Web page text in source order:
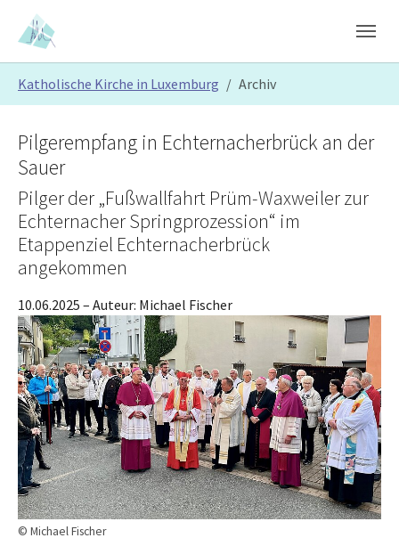
Skip to main content
Skip to page footer
Katholische Kirche in Luxemburg Archiv
© Michael Fischer
Pilgerempfang in Echternacherbrück an der
Sauer
Pilger der „Fußwallfahrt Prüm-Waxweiler zur
Echternacher Springprozession“ im
Etappenziel Echternacherbrück
angekommen
10.06.2025 – Auteur: Michael Fischer